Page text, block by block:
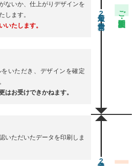
ないか、仕上がりデザインを
します。
いたします。
いただき、デザインを確定
はお受けできかねます。
2 ご注文・校正期間
いただいたデータを印刷しま